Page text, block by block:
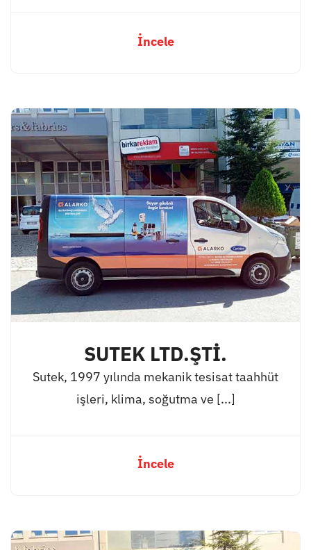
İncele
SUTEK LTD.ŞTİ.
Sutek, 1997 yılında mekanik tesisat taahhüt
işleri, klima, soğutma ve [...]
İncele